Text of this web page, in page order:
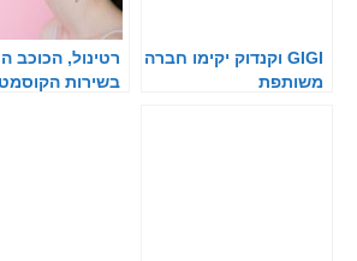
GIGI וקנדוק יקימו חברה
משותפת
רטינול, הכוכב
בשירות